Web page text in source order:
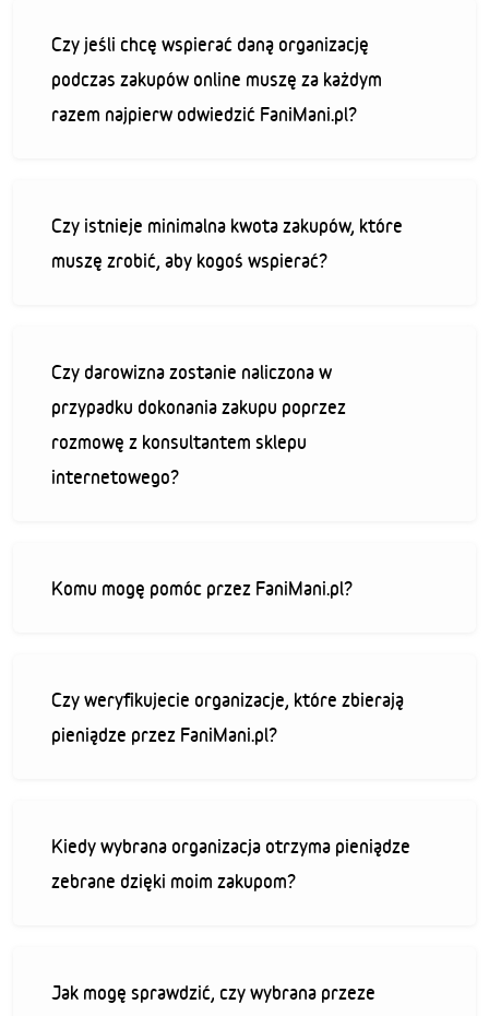
Czy jeśli chcę wspierać daną organizację
podczas zakupów online muszę za każdym
razem najpierw odwiedzić FaniMani.pl?
Czy istnieje minimalna kwota zakupów, które
muszę zrobić, aby kogoś wspierać?
Czy darowizna zostanie naliczona w
przypadku dokonania zakupu poprzez
rozmowę z konsultantem sklepu
internetowego?
Komu mogę pomóc przez FaniMani.pl?
Czy weryfikujecie organizacje, które zbierają
pieniądze przez FaniMani.pl?
Kiedy wybrana organizacja otrzyma pieniądze
zebrane dzięki moim zakupom?
Jak mogę sprawdzić, czy wybrana przeze